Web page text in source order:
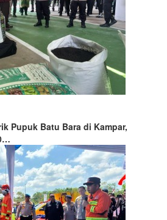
Pupuk Batu Bara di Kampar,